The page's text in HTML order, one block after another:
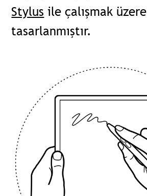
Stylus ile çalışmak üzere
tasarlanmıştır.